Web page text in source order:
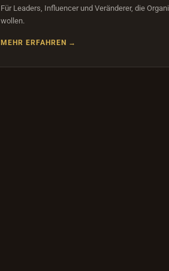
Für Leaders, Influencer und Veränderer, die
wollen.
MEHR ERFAHREN →